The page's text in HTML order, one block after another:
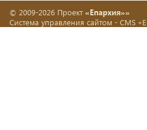
© 2009-2026 Проект «Епархия»»
Система управления сайтом - CMS